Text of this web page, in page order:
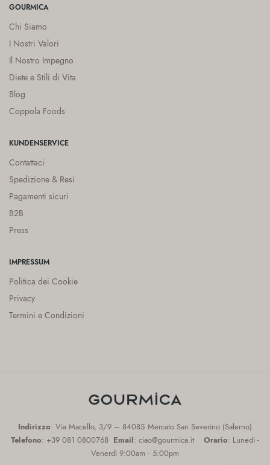
GOURMICA
Chi Siamo
I Nostri Valori
Il Nostro Impegno
Diete e Stili di Vita
Blog
Coppola Foods
KUNDENSERVICE
Contattaci
Spedizione & Resi
Pagamenti sicuri
B2B
Press
IMPRESSUM
Politica dei Cookie
Privacy
Termini e Condizioni
Indirizzo: Via Macello, 3/9 – 84085 Mercato San Severino (Salerno)
Telefono: +39 081 0800768 Email: ciao@gourmica.itOrario: Lunedi -
Venerdì 9:00am - 5:00pm